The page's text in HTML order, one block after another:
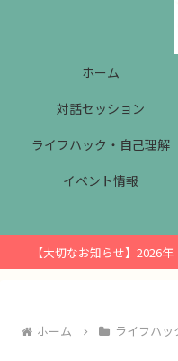
ホーム
対話セッション
ライフハック・自己理解
イベント情報
【大切なお知らせ】2026
ホーム ライフハ